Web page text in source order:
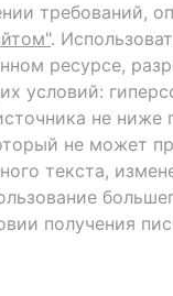
требований,
.
ресурсе,
условий:
не ниже
не может
текста,
получения